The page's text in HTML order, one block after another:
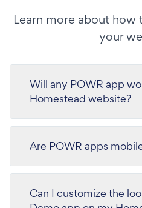
Learn more about how
your
Will any POWR app
Homestead website?
Are POWR apps
Can I customize the